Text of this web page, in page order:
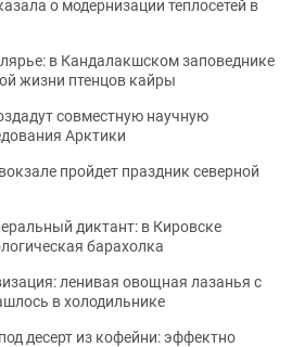
о модернизации теплосетей в
в Кандалакшском заповеднике
жизни птенцов кайры
совместную научную
Арктики
пройдет праздник северной
диктант: в Кировске
барахолка
ленивая овощная лазанья с
в холодильнике
десерт из кофейни: эффектно